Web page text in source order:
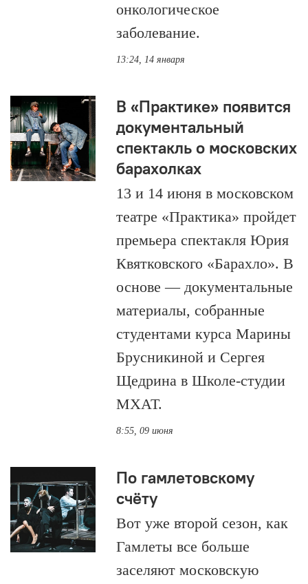
онкологическое
заболевание.
13:24, 14 января
В «Практике» появится
документальный
спектакль о московских
барахолках
13 и 14 июня в московском
театре «Практика» пройдет
премьера спектакля Юрия
Квятковского «Барахло». В
основе — документальные
материалы, собранные
студентами курса Марины
Брусникиной и Сергея
Щедрина в Школе-студии
МХАТ.
8:55, 09 июня
По гамлетовскому
счёту
Вот уже второй сезон, как
Гамлеты все больше
заселяют московскую